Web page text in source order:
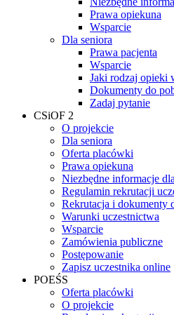
Prawa opiekuna
Wsparcie
Dla seniora
Prawa pacjenta
Wsparcie
Jaki rodzaj opieki
Dokumenty do
Zadaj pytanie
CSiOF 2
O projekcie
Dla seniora
Oferta placówki
Prawa opiekuna
Niezbędne informacje
Regulamin rekrutacji
Rekrutacja i dokumenty
Warunki uczestnictwa
Wsparcie
Zamówienia publiczne
Postępowanie
Zapisz uczestnika online
POEŚS
Oferta placówki
O projekcie